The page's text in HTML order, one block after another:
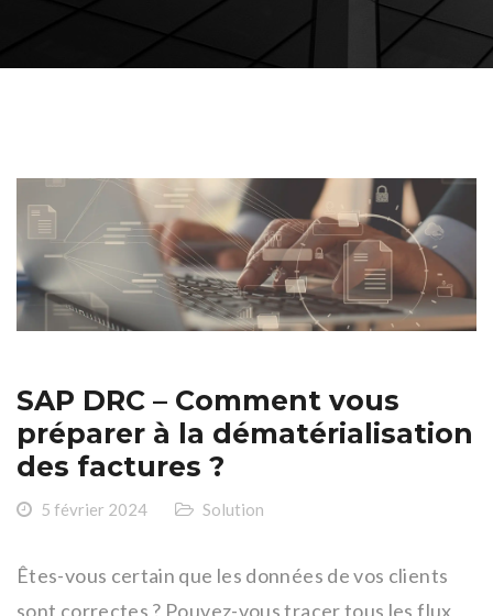
SAP DRC – Comment vous
préparer à la dématérialisation
des factures ?
5 février 2024 Solution
Êtes-vous certain que les données de vos clients
sont correctes ? Pouvez-vous tracer tous les flux